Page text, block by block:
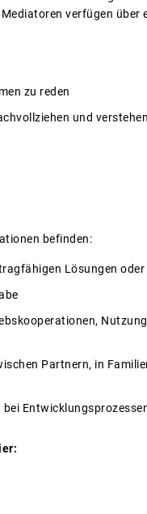
verfügen
zu reden
und verstehen
befinden:
Lösungen
Partnern, in